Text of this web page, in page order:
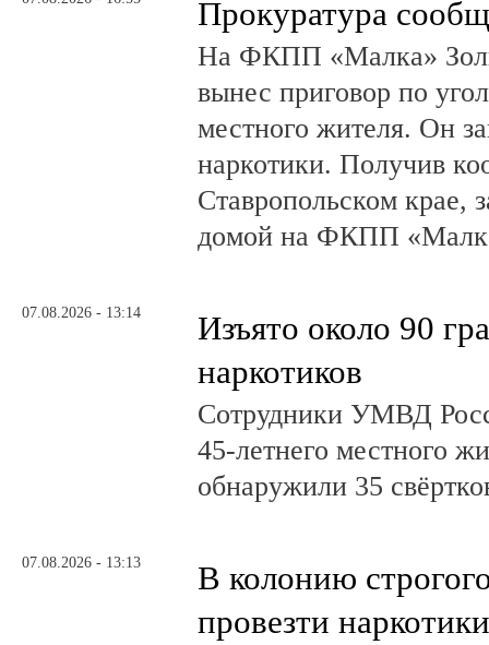
Прокуратура
На ФКПП «Малка»
вынес приговор по
местного жителя. Он
наркотики. Получив
Ставропольском крае,
домой на ФКПП
07.08.2026 - 13:14
Изъято около 90
наркотиков
Сотрудники УМВД
45-летнего местного
обнаружили 35
07.08.2026 - 13:13
В колонию
провезти наркотики